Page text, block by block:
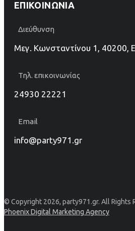
ΕΠΙΚΟΙΝΩΝΊΑ
Διεύθυνση
Μεγ. Κωνσταντίνου 1, 40200,
Τηλ. επικοινωνίας
24930 22221
Email
info@party971.gr
© Copyright 2026, party971.gr. All Rights
Phoenix Digital Marketing Agency